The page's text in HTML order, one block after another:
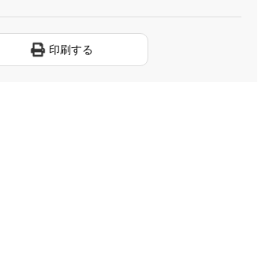
印刷する